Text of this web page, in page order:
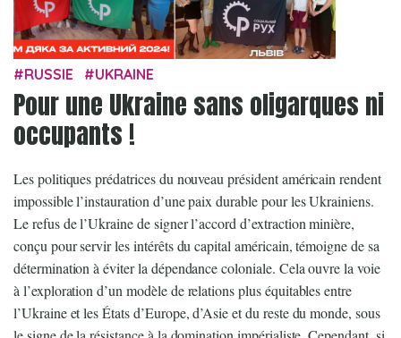
RUSSIE UKRAINE
Pour une Ukraine sans oligarques ni
occupants !
Les politiques prédatrices du nouveau président américain rendent
impossible l’instauration d’une paix durable pour les Ukrainiens.
Le refus de l’Ukraine de signer l’accord d’extraction minière,
conçu pour servir les intérêts du capital américain, témoigne de sa
détermination à éviter la dépendance coloniale. Cela ouvre la voie
à l’exploration d’un modèle de relations plus équitables entre
l’Ukraine et les États d’Europe, d’Asie et du reste du monde, sous